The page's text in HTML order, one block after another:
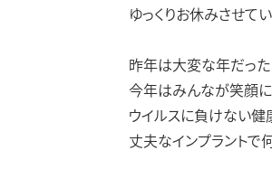
ゆっくりお休みさせて
昨年は大変な年だった
今年はみんなが笑顔
ウイルスに負けない健
丈夫なインプラントで